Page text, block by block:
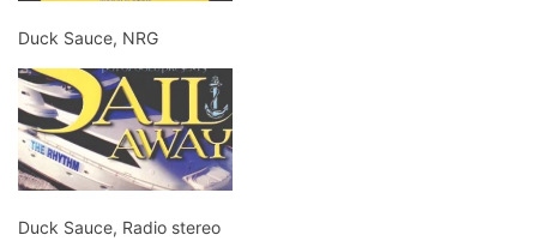
Duck Sauce, NRG
Duck Sauce, Radio stereo